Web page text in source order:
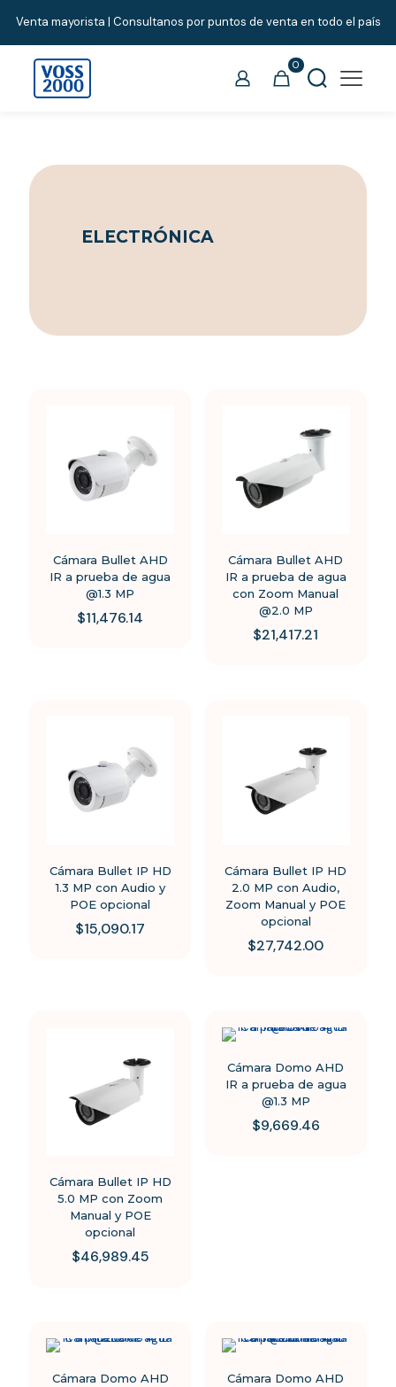
Venta mayorista | Consultanos por puntos de venta en todo el país
0
ELECTRÓNICA
Cámara Bullet AHD
IR a prueba de agua
@1.3 MP
$11,476.14
Cámara Bullet AHD
IR a prueba de agua
con Zoom Manual
@2.0 MP
$21,417.21
Cámara Bullet IP HD
1.3 MP con Audio y
POE opcional
$15,090.17
Cámara Bullet IP HD
2.0 MP con Audio,
Zoom Manual y POE
opcional
$27,742.00
Cámara Bullet IP HD
5.0 MP con Zoom
Manual y POE
opcional
$46,989.45
Cámara Domo AHD
IR a prueba de agua
@1.3 MP
$9,669.46
Cámara Domo AHD
Cámara Domo AHD